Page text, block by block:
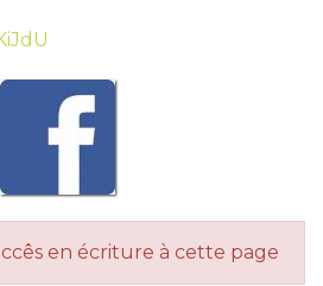
en écriture à cette page